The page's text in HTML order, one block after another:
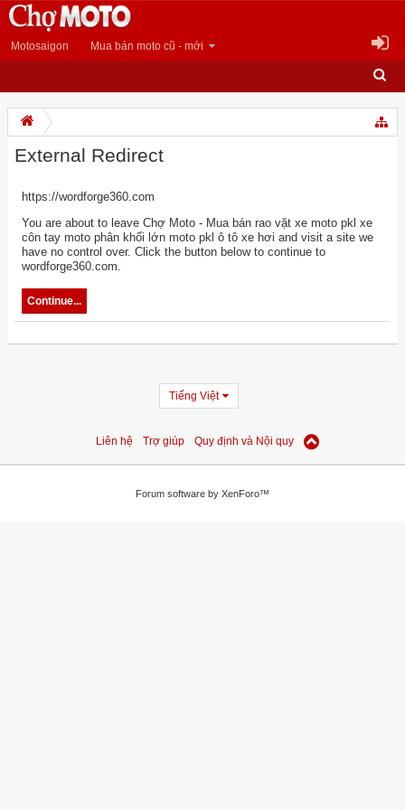
Motosaigon Mua bán moto cũ - mới
External Redirect
https://wordforge360.com
You are about to leave Chợ Moto - Mua bán rao vặt xe moto pkl xe
côn tay moto phân khối lớn moto pkl ô tô xe hơi and visit a site we
have no control over. Click the button below to continue to
wordforge360.com.
Continue...
Tiếng Việt
Liên hệ Trợ giúp Quy định và Nội quy
Forum software by XenForo™